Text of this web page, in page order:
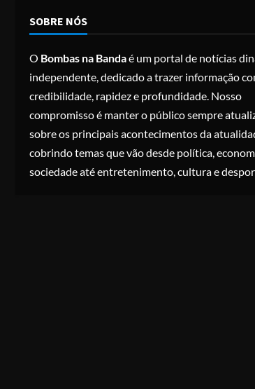
SOBRE NÓS
O Bombas na Bandaé um portal de notícias
independente, dedicado a trazer informação
credibilidade, rapidez e profundidade. Nosso
compromisso é manter o público sempre
sobre os principais acontecimentos da
cobrindo temas que vão desde política,
sociedade até entretenimento, cultura e